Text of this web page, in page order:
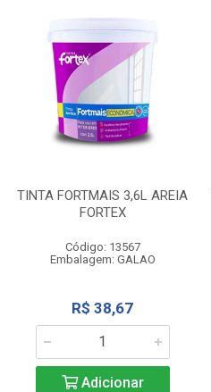
TINTA FORTMAIS 3,6L AREIA
FORTEX
Código: 13567
Embalagem: GALAO
R$ 38,67
Adicionar